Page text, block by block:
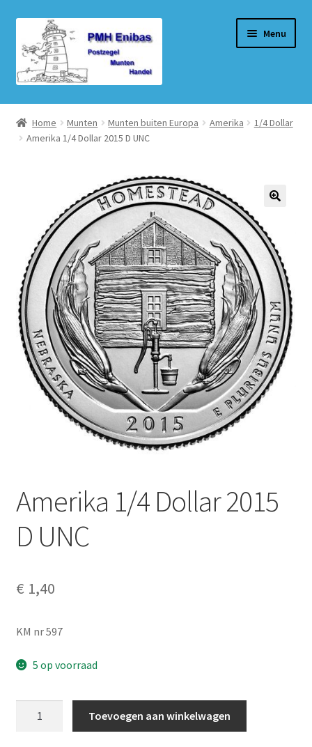
door
naar
navigatie
naar
de
inhoud
Menu
Home
Beurzen
Winkelmand
Afrekenen
Mijn account
Alg. voorw.
Privacybeleid PMH Enibas
Home Munten Munten buiten Europa Amerika
1/4 Dollar
Amerika 1/4 Dollar 2015 D UNC
Amerika 1/4 Dollar 2015
D UNC
€ 1,40
KM nr 597
5 op voorraad
Toevoegen aan winkelwagen